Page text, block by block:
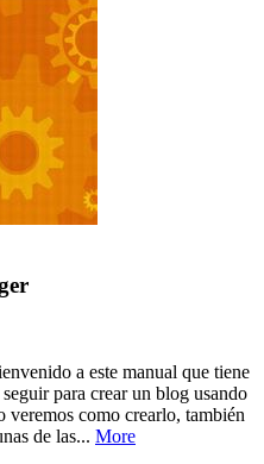
a este manual que tiene
para crear un blog usando
como crearlo, también
de las... More